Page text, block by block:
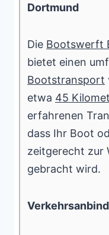
Dortmund
Die Bootswerft
bietet einen
Bootstransport
etwa 45
erfahrenen
dass Ihr Boot
zeitgerecht zur
gebracht wird.